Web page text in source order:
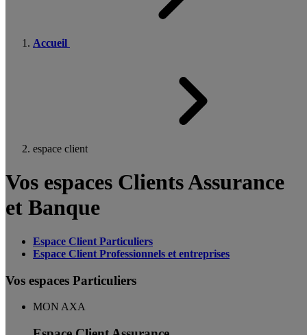
Accueil
espace client
Vos espaces Clients Assurance
et Banque
Espace Client Particuliers
Espace Client Professionnels et entreprises
Vos espaces Particuliers
MON AXA